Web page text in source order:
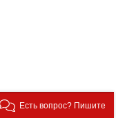
Есть вопрос? Пишите